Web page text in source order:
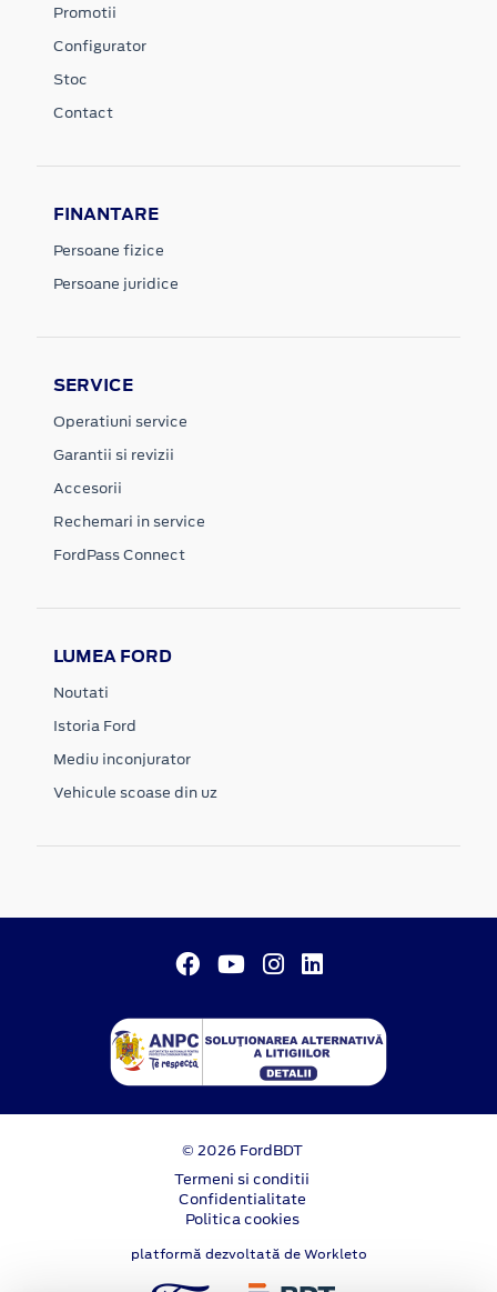
Promotii
Configurator
Stoc
Contact
FINANTARE
Persoane fizice
Persoane juridice
SERVICE
Operatiuni service
Garantii si revizii
Accesorii
Rechemari in service
FordPass Connect
LUMEA FORD
Noutati
Istoria Ford
Mediu inconjurator
Vehicule scoase din uz
© 2026 FordBDT
Termeni si conditii
Confidentialitate
Politica cookies
platformă dezvoltată de Workleto